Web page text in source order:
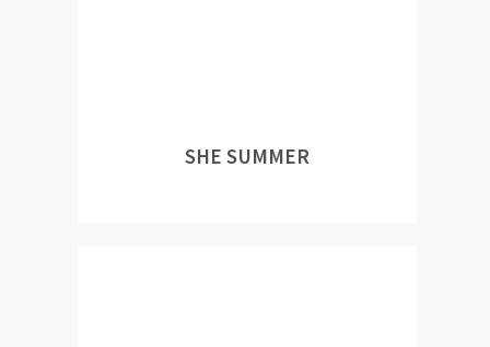
SHE SUMMER